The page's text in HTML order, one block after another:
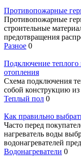
Противопожарные
Противопожарные
строительные
предотвращения
Разное 0
Подключение
отопления
Схема подключения
собой конструкцию
Теплый пол 0
Как правильно
Часто перед
нагреватель воды
водонагревателей
Водонагреватели 0